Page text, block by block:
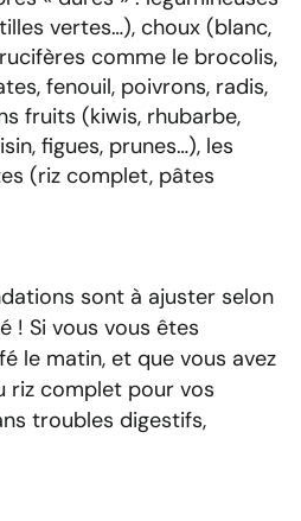
vertes…), choux (blanc,
comme le brocolis,
fenouil, poivrons, radis,
fruits (kiwis, rhubarbe,
figues, prunes…), les
(riz complet, pâtes
sont à ajuster selon
! Si vous vous êtes
le matin, et que vous avez
riz complet pour vos
troubles digestifs,